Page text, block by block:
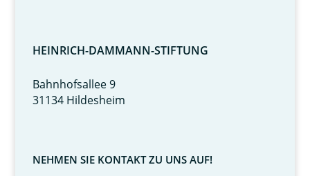
HEINRICH-DAMMANN-STIFTUNG
Bahnhofsallee 9
31134 Hildesheim
NEHMEN SIE KONTAKT ZU UNS AUF!